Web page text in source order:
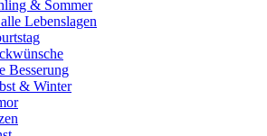
& Sommer
Lebenslagen
Besserung
& Winter